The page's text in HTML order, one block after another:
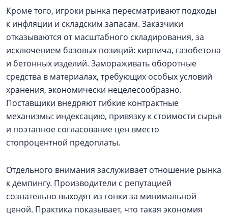
Кроме того, игроки рынка пересматривают подходы
к инфляции и складским запасам. Заказчики
отказываются от масштабного складирования, за
исключением базовых позиций: кирпича, газобетона
и бетонных изделий. Замораживать оборотные
средства в материалах, требующих особых условий
хранения, экономически нецелесообразно.
Поставщики внедряют гибкие контрактные
механизмы: индексацию, привязку к стоимости сырья
и поэтапное согласование цен вместо
стопроцентной предоплаты.
Отдельного внимания заслуживает отношение рынка
к демпингу. Производители с репутацией
сознательно выходят из гонки за минимальной
ценой. Практика показывает, что такая экономия